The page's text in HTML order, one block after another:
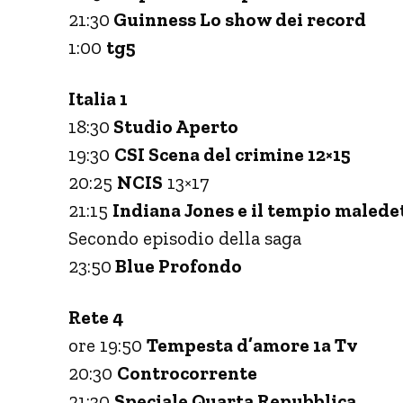
21:30 Guinness Lo show dei record
1:00 tg5
Italia 1
18:30 Studio Aperto
19:30 CSI Scena del crimine 12×15
20:25 NCIS 13×17
21:15 Indiana Jones e il tempio
Secondo episodio della saga
23:50 Blue Profondo
Rete 4
ore 19:50 Tempesta d’amore 1a Tv
20:30 Controcorrente